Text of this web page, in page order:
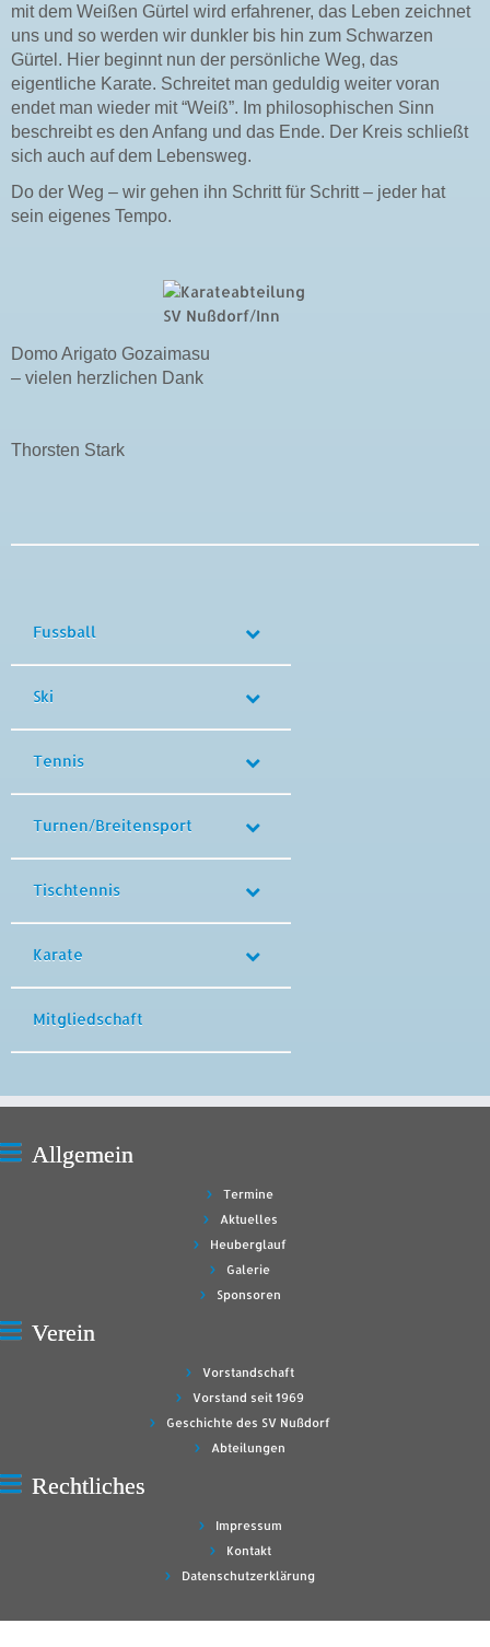
mit dem Weißen Gürtel wird erfahrener, das Leben zeichnet
uns und so werden wir dunkler bis hin zum Schwarzen
Gürtel. Hier beginnt nun der persönliche Weg, das
eigentliche Karate. Schreitet man geduldig weiter voran
endet man wieder mit “Weiß”. Im philosophischen Sinn
beschreibt es den Anfang und das Ende. Der Kreis schließt
sich auch auf dem Lebensweg.
Do der Weg – wir gehen ihn Schritt für Schritt – jeder hat
sein eigenes Tempo.
Domo Arigato Gozaimasu
– vielen herzlichen Dank
Thorsten Stark
Fussball
Ski
Tennis
Turnen/Breitensport
Tischtennis
Karate
Mitgliedschaft
Allgemein
Termine
Aktuelles
Heuberglauf
Galerie
Sponsoren
Verein
Vorstandschaft
Vorstand seit 1969
Geschichte des SV Nußdorf
Abteilungen
Rechtliches
Impressum
Kontakt
Datenschutzerklärung